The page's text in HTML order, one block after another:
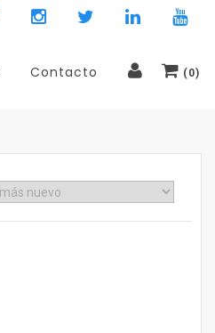
Contacto ( 0)